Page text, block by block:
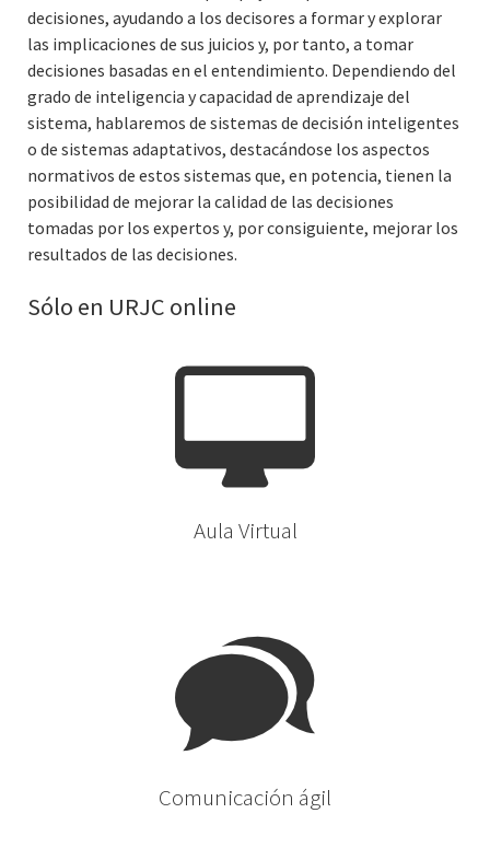
decisiones, ayudando a los decisores a formar y explorar
las implicaciones de sus juicios y, por tanto, a tomar
decisiones basadas en el entendimiento. Dependiendo del
grado de inteligencia y capacidad de aprendizaje del
sistema, hablaremos de sistemas de decisión inteligentes
o de sistemas adaptativos, destacándose los aspectos
normativos de estos sistemas que, en potencia, tienen la
posibilidad de mejorar la calidad de las decisiones
tomadas por los expertos y, por consiguiente, mejorar los
resultados de las decisiones.
Sólo en URJC online
Aula Virtual
Comunicación ágil